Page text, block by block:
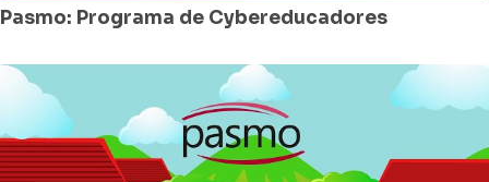
Pasmo: Programa de Cybereducadores